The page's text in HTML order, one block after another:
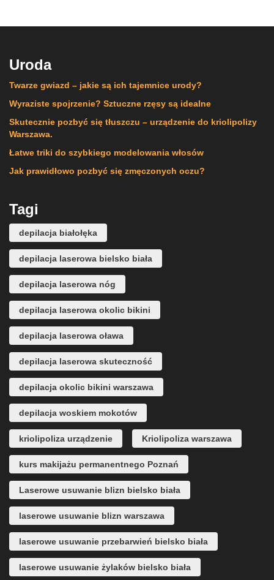
Uroda
Twarze gwiazd – jakie są ich tajemnice urody?
Wyraziste spojrzenie? Sztuczne rzęsy są idealne
Skutecznie pozbyć się tłuszczu – urządzenie do kriolipolizy
Warszawa.
Łatwe triki do szybkiego modelowania włosów
Jak prawidłowo pozbyć się zmęczonych oczu?
Tagi
depilacja białołęka
depilacja laserowa bielsko biała
depilacja laserowa nóg
depilacja laserowa okolic bikini
depilacja laserowa oława
depilacja laserowa skuteczność
depilacja okolic bikini warszawa
depilacja woskiem mokotów
kriolipoliza urządzenie Kriolipoliza warszawa
kurs makijażu permanentnego Poznań
Laserowe usuwanie blizn bielsko biała
laserowe usuwanie blizn warszawa
laserowe usuwanie przebarwień bielsko biała
laserowe usuwanie żylaków bielsko biała